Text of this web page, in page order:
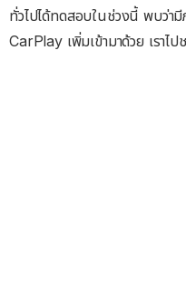
ทั่วไปได้ทดสอบในช่วงนี้ พบว่
CarPlay เพิ่มเข้ามาด้วย เราไ